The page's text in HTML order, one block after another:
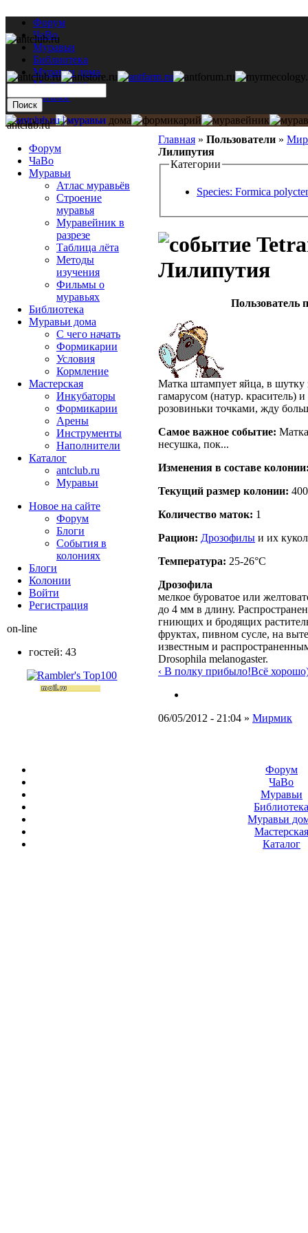
Форум
ЧаВо
Муравьи
Библиотека
Муравьи дома
Мастерская
Каталог
Главная » Пользователи »
Лилипутия
Категории
Species: Formica
Лилипутия
Пользователь
Матка штампует яйца, в шутку
гамарусом (натур. краситель)
розовиньки точками, жду
Самое важное событие:
несушка, пок...
Изменения в составе
Текущий размер кoлонии: 400
Количество маток: 1
Рацион: Дрозофилы и их
Температура: 25-26°C
Дрозофила
мелкое буроватое или
до 4 мм в длину.
гниющих и бродящих
фруктах, пивном сусле, на
известным и
Drosophila melanogaster.
‹ В полку прибыло!Всё
06/05/2012 - 21:04 » Мирмик
antclub.ru
Форум
ЧаВо
Муравьи
Атлас муравьёв
Строение
муравья
Муравейник в
разрезе
Таблица лёта
Методы
изучения
Фильмы о
муравьях
Библиотека
Муравьи дома
С чего начать
Формикарии
Условия
Кормление
Мастерская
Инкубаторы
Формикарии
Арены
Инструменты
Наполнители
Каталог
antclub.ru
Муравьи
Новое на сайте
Форум
Блоги
События в
колониях
Блоги
Колонии
Войти
Peгиcтpaция
on-line
гостей: 43
Форум
ЧаВо
Муравьи
Муравьи
Мастерская
Каталог